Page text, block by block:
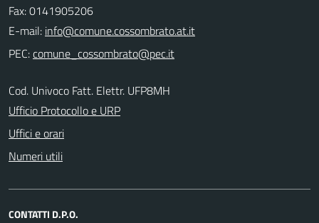
Fax: 0141905206
E-mail:
PEC:
Cod. Univoco Fatt. Elettr. UFP8MH
Ufficio Protocollo e URP
Uffici e orari
Numeri utili
CONTATTI D.P.O.